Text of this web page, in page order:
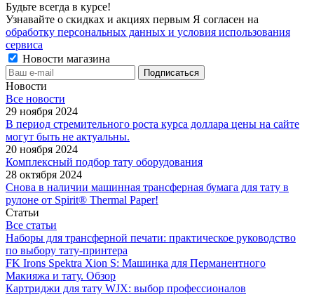
Будьте всегда в курсе!
Узнавайте о скидках и акциях первым Я согласен на
обработку персональных данных и условия использования
сервиса
Новости магазина
Новости
Все новости
29 ноября 2024
В период стремительного роста курса доллара цены на сайте
могут быть не актуальны.
20 ноября 2024
Комплексный подбор тату оборудования
28 октября 2024
Снова в наличии машинная трансферная бумага для тату в
рулоне от Spirit® Thermal Paper!
Статьи
Все статьи
Наборы для трансферной печати: практическое руководство
по выбору тату‑принтера
FK Irons Spektra Xion S: Машинка для Перманентного
Макияжа и тату. Обзор
Картриджи для тату WJX: выбор профессионалов